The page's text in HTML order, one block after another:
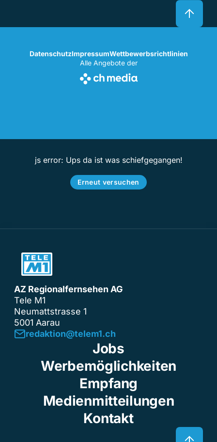
DatenschutzImpressumWettbewerbsrichtlinien
Alle Angebote der
js error: Ups da ist was schiefgegangen!
Erneut versuchen
AZ Regionalfernsehen AG
Tele M1
Neumattstrasse 1
5001 Aarau
redaktion@telem1.ch
Jobs
Werbemöglichkeiten
Empfang
Medienmitteilungen
Kontakt